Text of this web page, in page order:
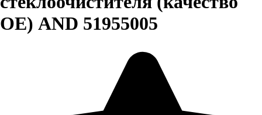
OE) AND 51955005